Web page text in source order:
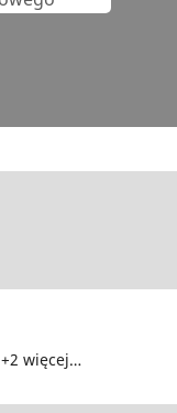
+2 więcej…